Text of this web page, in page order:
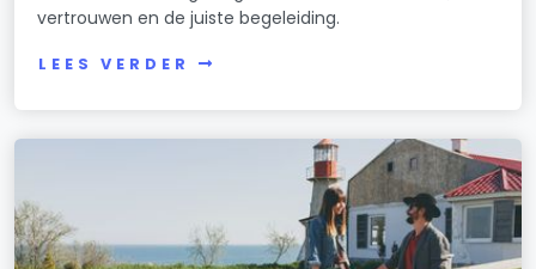
vertrouwen en de juiste begeleiding.
LEES VERDER